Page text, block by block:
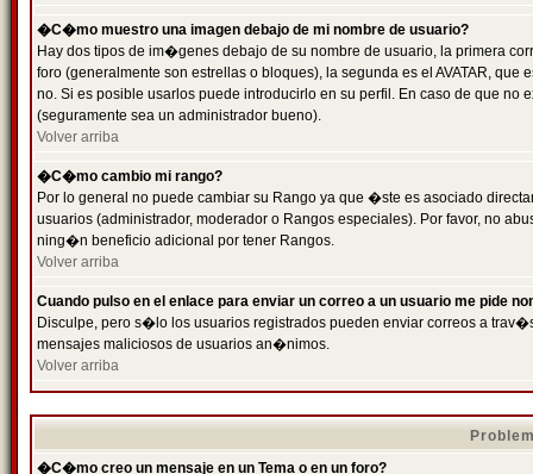
�C�mo muestro una imagen debajo de mi nombre de usuario?
Hay dos tipos de im�genes debajo de su nombre de usuario, la primera
foro (generalmente son estrellas o bloques), la segunda es el AVATAR,
no. Si es posible usarlos puede introducirlo en su perfil. En caso de que
(seguramente sea un administrador bueno).
Volver arriba
�C�mo cambio mi rango?
Por lo general no puede cambiar su Rango ya que �ste es asociado
usuarios (administrador, moderador o Rangos especiales). Por favor, no
ning�n beneficio adicional por tener Rangos.
Volver arriba
Cuando pulso en el enlace para enviar un correo a un usuario me pide
Disculpe, pero s�lo los usuarios registrados pueden enviar correos a
mensajes maliciosos de usuarios an�nimos.
Volver arriba
�C�mo creo un mensaje en un Tema o en un foro?